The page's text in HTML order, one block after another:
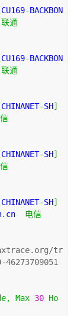
CU169-BACKBON
联通
CU169-BACKBON
联通
CHINANET-SH]
CHINANET-SH]
CHINANET-SH]
. cn 电信
tr
, Max 30 Ho